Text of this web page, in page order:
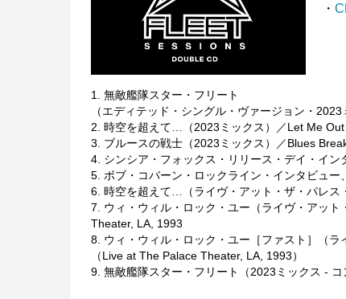
・
1. 無敵艦隊スター・フリート
（エディテッド・シングル・ヴァージョン・
2. 時空を超えて…（2023ミックス）／Let Me Out
3. ブルースの戦士（2023ミックス）／Blues
4. シンシア・フォックス・リリース・デイ・イ
5. ボブ・コバーン・ロックライン・インタビュ
6. 時空を超えて…（ライヴ・アット・ザ・パレス
7. ウィ・ウィル・ロック・ユー（ライヴ・アッ
Theater, LA, 1993
8. ウィ・ウィル・ロック・ユー［ファスト］（ラ
（Live at The Palace Theater, LA, 1993）
9. 無敵艦隊スター・フリート（2023ミックス -